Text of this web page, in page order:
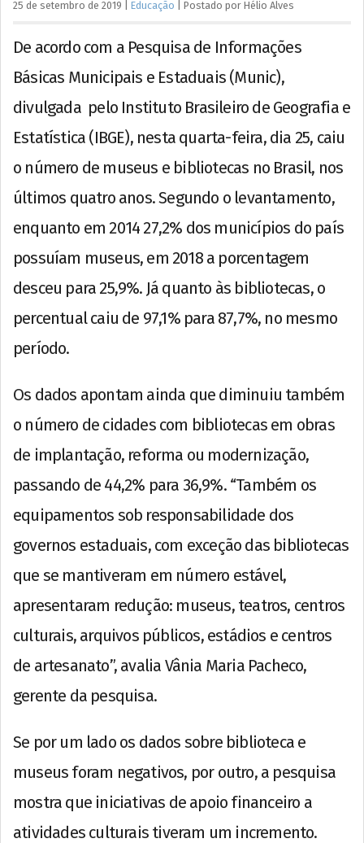
25 de setembro de 2019 Educação Postado por Hélio Alves
De acordo com a Pesquisa de Informações
Básicas Municipais e Estaduais (Munic),
divulgada pelo Instituto Brasileiro de Geografia e
Estatística (IBGE), nesta quarta-feira, dia 25, caiu
o número de museus e bibliotecas no Brasil, nos
últimos quatro anos. Segundo o levantamento,
enquanto em 2014 27,2% dos municípios do país
possuíam museus, em 2018 a porcentagem
desceu para 25,9%. Já quanto às bibliotecas, o
percentual caiu de 97,1% para 87,7%, no mesmo
período.
Os dados apontam ainda que diminuiu também
o número de cidades com bibliotecas em obras
de implantação, reforma ou modernização,
passando de 44,2% para 36,9%. “Também os
equipamentos sob responsabilidade dos
governos estaduais, com exceção das bibliotecas
que se mantiveram em número estável,
apresentaram redução: museus, teatros, centros
culturais, arquivos públicos, estádios e centros
de artesanato”, avalia Vânia Maria Pacheco,
gerente da pesquisa.
Se por um lado os dados sobre biblioteca e
museus foram negativos, por outro, a pesquisa
mostra que iniciativas de apoio financeiro a
atividades culturais tiveram um incremento.